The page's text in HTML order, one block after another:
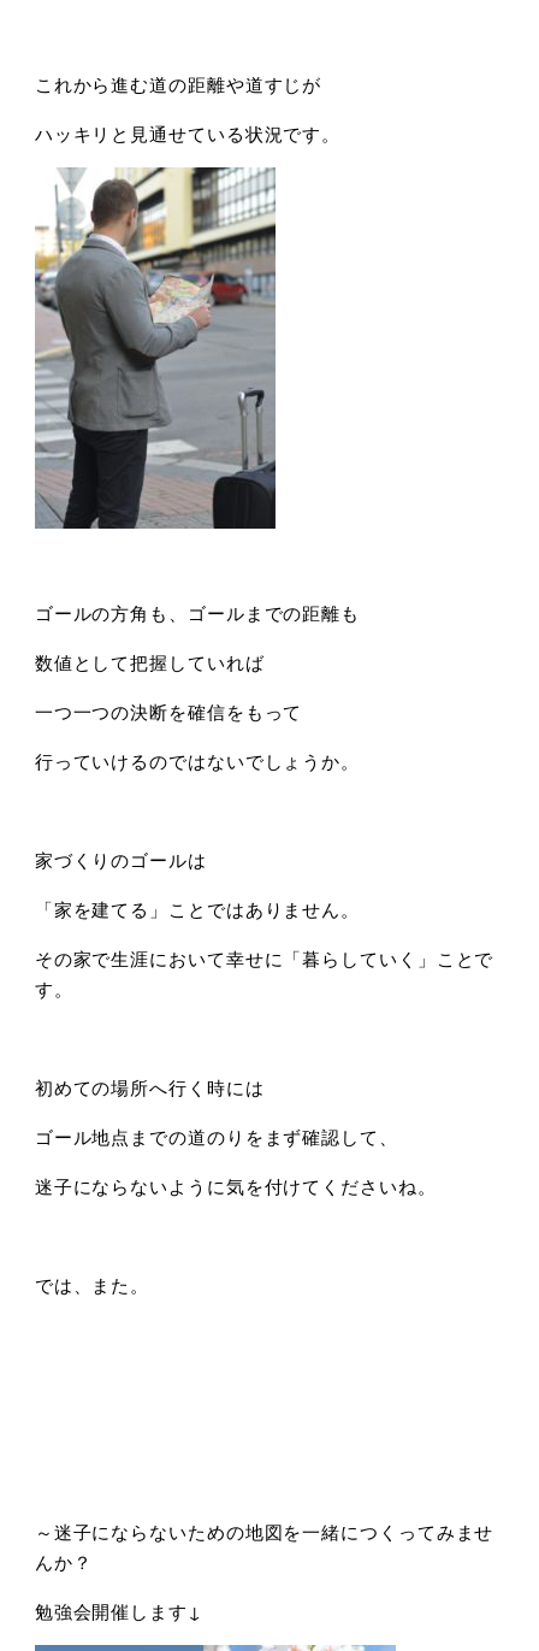
これから進む道の距離や道すじが
ハッキリと見通せている状況です。
ゴールの方角も、ゴールまでの距離も
数値として把握していれば
一つ一つの決断を確信をもって
行っていけるのではないでしょうか。
家づくりのゴールは
「家を建てる」ことではありません。
その家で生涯において幸せに「暮らしていく」ことで
す。
初めての場所へ行く時には
ゴール地点までの道のりをまず確認して、
迷子にならないように気を付けてくださいね。
では、また。
～迷子にならないための地図を一緒につくってみませ
んか？
勉強会開催します↓